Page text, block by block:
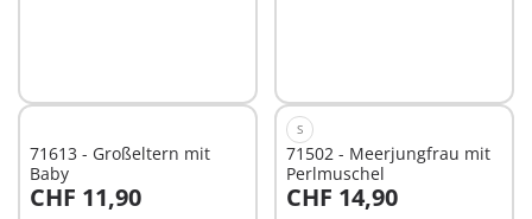
71613 - Großeltern mit
Baby
CHF 11,90
In den Warenkorb
S
71502 - Meerjungfrau mit
Perlmuschel
CHF 14,90
In den Warenkorb